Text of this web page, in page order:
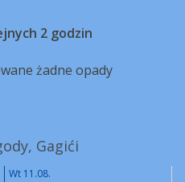
2 godzin
żadne opady
Gagići
Wt 11.08.